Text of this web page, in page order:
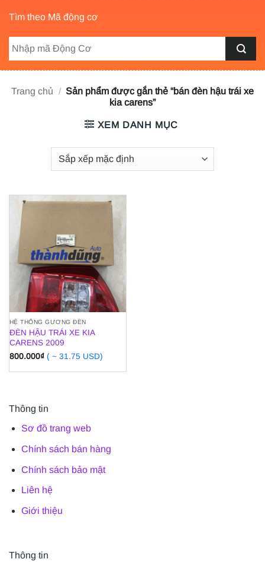
Tìm theo Mã động cơ
Trang chủ / Sản phẩm được gắn thẻ “bán đèn hậu trái xe
kia carens”
XEM DANH MỤC
HỆ THỐNG GƯƠNG ĐÈN
ĐÈN HẬU TRÁI XE KIA
CARENS 2009
800.000₫ ( ~ 31.75 USD)
Thông tin
Sơ đồ trang web
Chính sách bán hàng
Chính sách bảo mật
Liên hệ
Giới thiệu
Thông tin